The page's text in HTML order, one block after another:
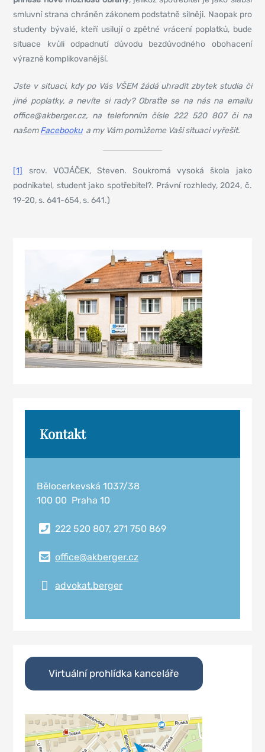
smluvní strana chráněn zákonem podstatně silněji. Naopak pro
studenty bývalé, kteří usilují o zpětné vrácení poplatků, bude
situace kvůli odpadnutí důvodu bezdůvodného obohacení
výrazně komplikovanější.
Jste v situaci, kdy po Vás VŠEM žádá uhradit zbytek studia či
jiné poplatky, a nevíte si rady? Obraťte se na nás na emailu
office@akberger.cz, na telefonním čísle 222 520 807 či na
našemFacebookua my Vám pomůžeme Vaši situaci vyřešit.
[1]
srov. VOJÁČEK, Steven. Soukromá vysoká škola jako
podnikatel, student jako spotřebitel?. Právní rozhledy, 2024, č.
19-20, s. 641-654, s. 641.)
Kontakt
Bělocerkevská 1037/38
100 00 Praha 10
222 520 807, 271 750 869
office@akberger.cz
advokat.berger
Virtuální prohlídka kanceláře